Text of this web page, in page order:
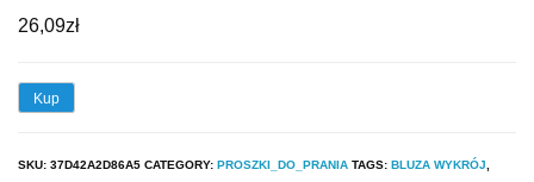
26,09zł
Kup
SKU: 37D42A2D86A5 CATEGORY: PROSZKI_DO_PRANIA TAGS: BLUZA WYKRÓJ